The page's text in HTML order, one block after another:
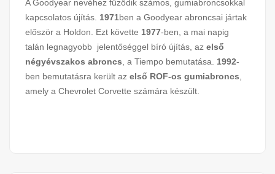
A Goodyear nevéhez fűződik számos, gumiabroncsokkal
kapcsolatos újítás. 1971ben a Goodyear abroncsai jártak
először a Holdon. Ezt követte 1977-ben, a mai napig
talán legnagyobb jelentőséggel bíró újítás, az első
négyévszakos abroncs , a Tiempo bemutatása. 1992-
ben bemutatásra került az első ROF-os gumiabroncs
amely a Chevrolet Corvette számára készült.